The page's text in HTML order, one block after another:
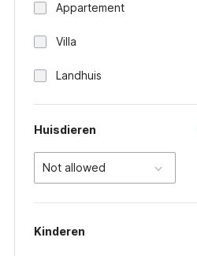
Appartement
Villa
Landhuis
Huisdieren
Not allowed
Kinderen